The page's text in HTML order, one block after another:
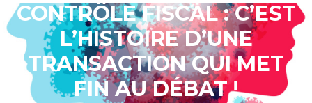
CONTRÔLE FISCAL : C’EST
L’HISTOIRE D’UNE
TRANSACTION QUI MET
FIN AU DÉBAT !